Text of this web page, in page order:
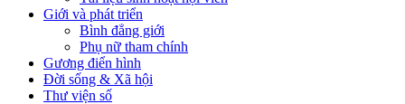
Giới và phát triển
Bình đẳng giới
Phụ nữ tham chính
Gương điển hình
Đời sống & Xã hội
Thư viện số